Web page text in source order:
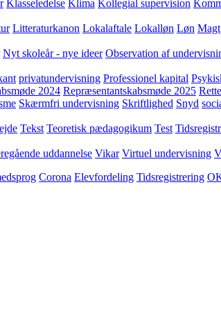
Klasseledelse Klima Kollegial supervision
Litteraturkanon Lokalaftale Lokalløn Løn Magt
Nyt skoleår - nye ideer Observation af
privatundervisning Professionel kapital
2024 Repræsentantskabsmøde 2025
Skærmfri undervisning Skriftlighed Snyd
Tekst Teoretisk pædagogikum Test
uddannelse Vikar Virtuel undervisning
Corona Elevfordeling Tidsregistrering